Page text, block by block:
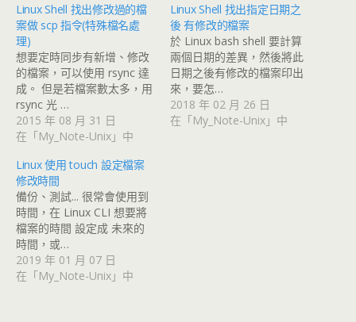
Linux Shell 找出修改過的檔
案做 scp 指令(特殊檔名處
理)
想要定時同步有新增、修改
的檔案，可以使用 rsync 達
成。 但是若檔案數太多，用
rsync 光 …
2015 年 08 月 31 日
在「My_Note-Unix」中
Linux Shell 找出指定日期之
後 有修改的檔案
於 Linux bash shell 要計算
兩個日期的差異，然後將此
日期之後有修改的檔案印出
來，要怎…
2018 年 02 月 26 日
在「My_Note-Unix」中
Linux 使用 touch 設定檔案
修改時間
備份、測試... 很常會使用到
時間，在 Linux CLI 想要將
檔案的時間 設定成 未來的
時間，或…
2019 年 01 月 07 日
在「My_Note-Unix」中